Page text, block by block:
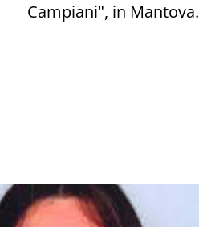
Campiani", in Mantova.